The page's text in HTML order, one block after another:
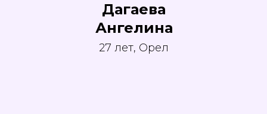
Дагаева
Ангелина
27 лет, Орел